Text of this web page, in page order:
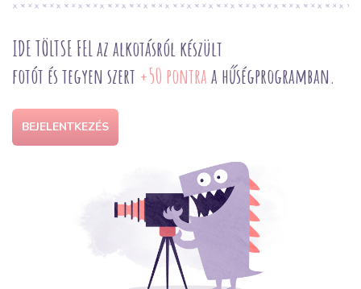
IDE TÖLTSE FEL az alkotásról készült
fotót és tegyen szert +50 pontraa hűségprogramban.
BEJELENTKEZÉS